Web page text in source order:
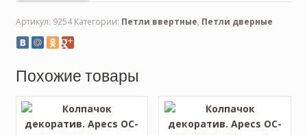
Артикул: 9254 Категории: Петли ввертные, Петли дверные
Похожие товары